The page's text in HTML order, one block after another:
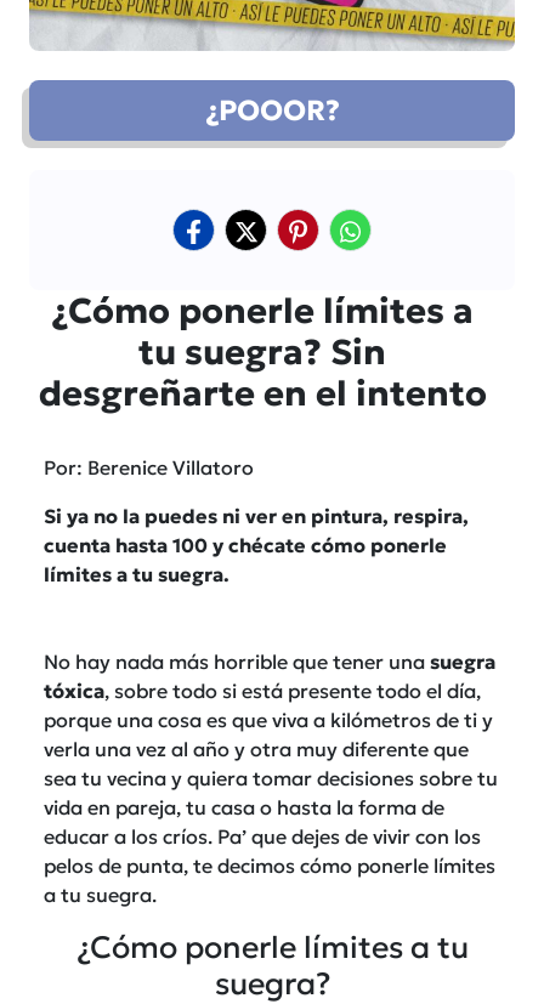
¿POOOR?
¿Cómo ponerle límites a
tu suegra? Sin
desgreñarte en el intento
Por: Berenice Villatoro
Si ya no la puedes ni ver en pintura, respira,
cuenta hasta 100 y chécate cómo ponerle
límites a tu suegra.
No hay nada más horrible que tener una suegra
tóxica, sobre todo si está presente todo el día,
porque una cosa es que viva a kilómetros de ti y
verla una vez al año y otra muy diferente que
sea tu vecina y quiera tomar decisiones sobre tu
vida en pareja, tu casa o hasta la forma de
educar a los críos. Pa’ que dejes de vivir con los
pelos de punta, te decimos cómo ponerle límites
a tu suegra.
¿Cómo ponerle límites a tu
suegra?